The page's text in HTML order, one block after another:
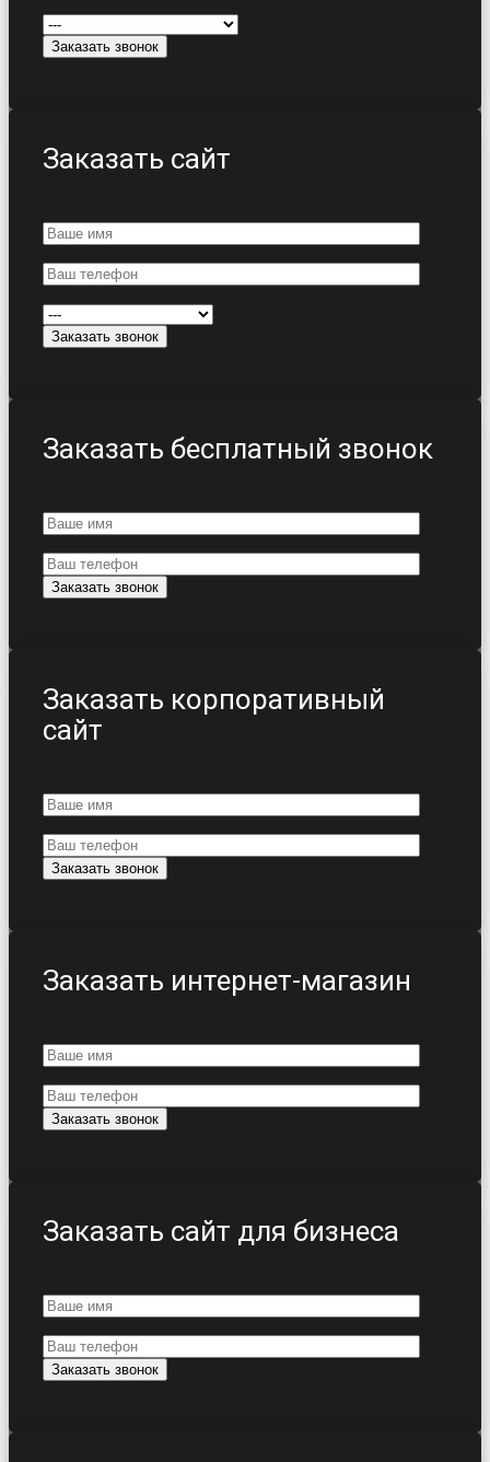
Заказать сайт
Заказать бесплатный звонок
Заказать корпоративный
сайт
Заказать интернет-магазин
Заказать сайт для бизнеса